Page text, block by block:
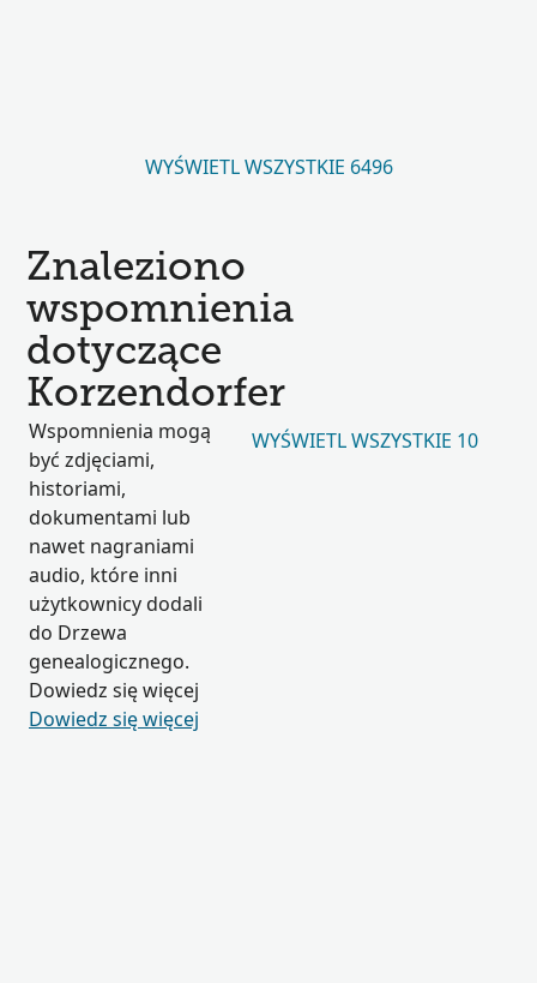
WYŚWIETL WSZYSTKIE 6496
Znaleziono
wspomnienia
dotyczące
Korzendorfer
Wspomnienia mogą
być zdjęciami,
historiami,
dokumentami lub
nawet nagraniami
audio, które inni
użytkownicy dodali
do Drzewa
genealogicznego.
Dowiedz się więcej
Dowiedz się więcej
WYŚWIETL WSZYSTKIE 10